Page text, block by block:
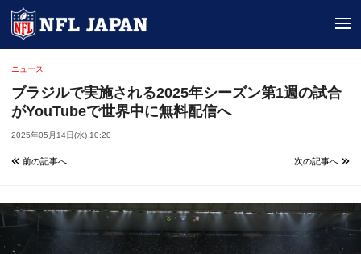
ニュース
ブラジルで実施される2025年シーズン第1週の試合
がYouTubeで世界中に無料配信へ
2025年05月14日(水) 10:20
前の記事へ 次の記事へ